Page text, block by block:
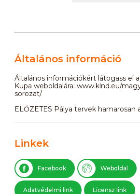
Általános információ
Általános információkért látogass el
Kupa weboldalára: www.klnd.eu/
sorozat/
ELŐZETES Pálya tervek hamarosan
Linkek
Facebook Weboldal
Adatvédelmi link Licensz link